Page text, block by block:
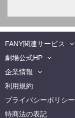
FANY関連サービス
劇場公式HP
企業情報
利用規約
プライバシーポリシー
特商法の表記